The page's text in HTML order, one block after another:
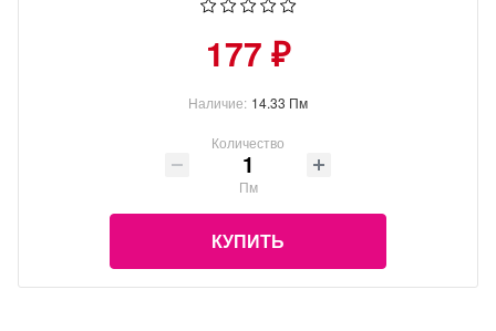
177 ₽
Наличие: 14.33 Пм
Количество
Пм
КУПИТЬ